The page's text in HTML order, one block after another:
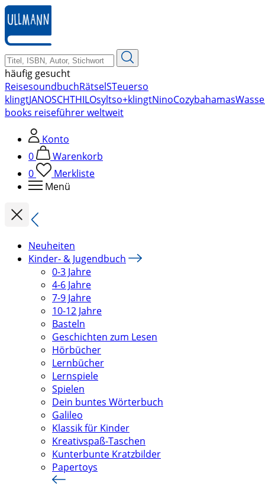
zum
Hauptinhalt
springen
häufig gesucht
ReisesoundbuchRätselSTeuerso
klingtJANOSCHTHILOsyltso+klingtNinoCozybahamas
books reiseführer weltweit
Konto
0
Warenkorb
0
Merkliste
Menü
Neuheiten
Kinder- & Jugendbuch
0-3 Jahre
4-6 Jahre
7-9 Jahre
10-12 Jahre
Basteln
Geschichten zum Lesen
Hörbücher
Lernbücher
Lernspiele
Spielen
Dein buntes Wörterbuch
Galileo
Klassik für Kinder
Kreativspaß-Taschen
Kunterbunte Kratzbilder
Papertoys